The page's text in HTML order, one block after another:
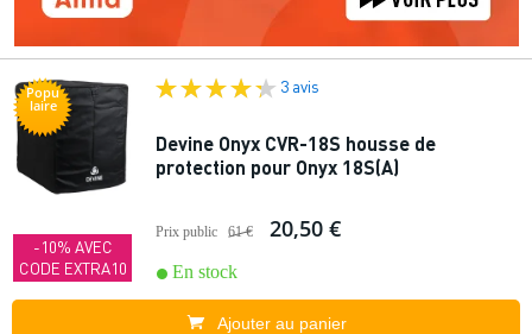
Popu
laire
-10% AVEC
CODE EXTRA10
3 avis
Devine Onyx CVR-18S housse de
protection pour Onyx 18S(A)
Prix public 61 € 20,50 €
En stock
Ajouter au panier